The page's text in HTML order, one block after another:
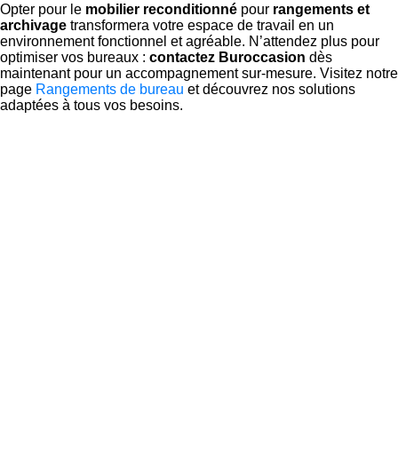
Opter pour le mobilier reconditionné pour rangements et
archivage transformera votre espace de travail en un
environnement fonctionnel et agréable. N’attendez plus pour
optimiser vos bureaux : contactez Buroccasion dès
maintenant pour un accompagnement sur-mesure. Visitez notre
page Rangements de bureau et découvrez nos solutions
adaptées à tous vos besoins.